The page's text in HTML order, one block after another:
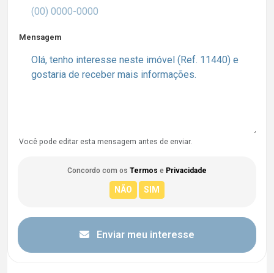
Mensagem
Você pode editar esta mensagem antes de enviar.
Concordo com os Termos e Privacidade
Enviar meu interesse